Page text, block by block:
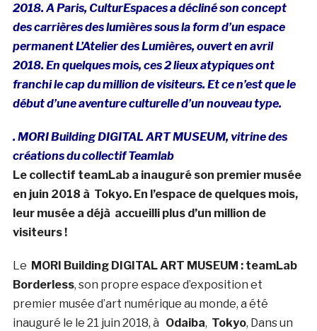
2018. A Paris, CulturEspaces a décliné son concept
des carrières des lumières sous la form d’un espace
permanent L’Atelier des Lumières, ouvert en avril
2018. En quelques mois, ces 2 lieux atypiques ont
franchi le cap du million de visiteurs. Et ce n’est que le
début d’une aventure culturelle d’un nouveau type.
. MORI Building DIGITAL ART MUSEUM, vitrine des
créations du collectif Teamlab
Le collectif teamLab a inauguré son premier musée
en juin 2018 à Tokyo. En l’espace de quelques mois,
leur musée a déjà accueilli plus d’un million de
visiteurs !
Le MORI Building DIGITAL ART MUSEUM : teamLab
Borderless, son propre espace d’exposition et
premier musée d’art numérique au monde, a été
inauguré le le 21 juin 2018, à Odaiba, Tokyo, Dans un